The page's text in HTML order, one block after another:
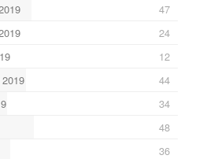
47
24
12
44
34
48
36